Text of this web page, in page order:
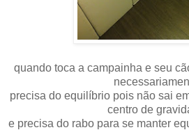
quando toca a campainha e seu
precisa do equilíbrio pois não sai
centro de
e precisa do rabo para se manter